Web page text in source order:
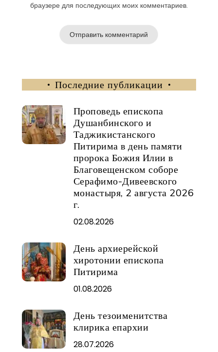
браузере для последующих моих комментариев.
Последние публикации
Проповедь епископа
Душанбинского и
Таджикистанского
Питирима в день памяти
пророка Божия Илии в
Благовещенском соборе
Серафимо-Дивеевского
монастыря, 2 августа 2026
г.
02.08.2026
День архиерейской
хиротонии епископа
Питирима
01.08.2026
День тезоименитства
клирика епархии
28.07.2026